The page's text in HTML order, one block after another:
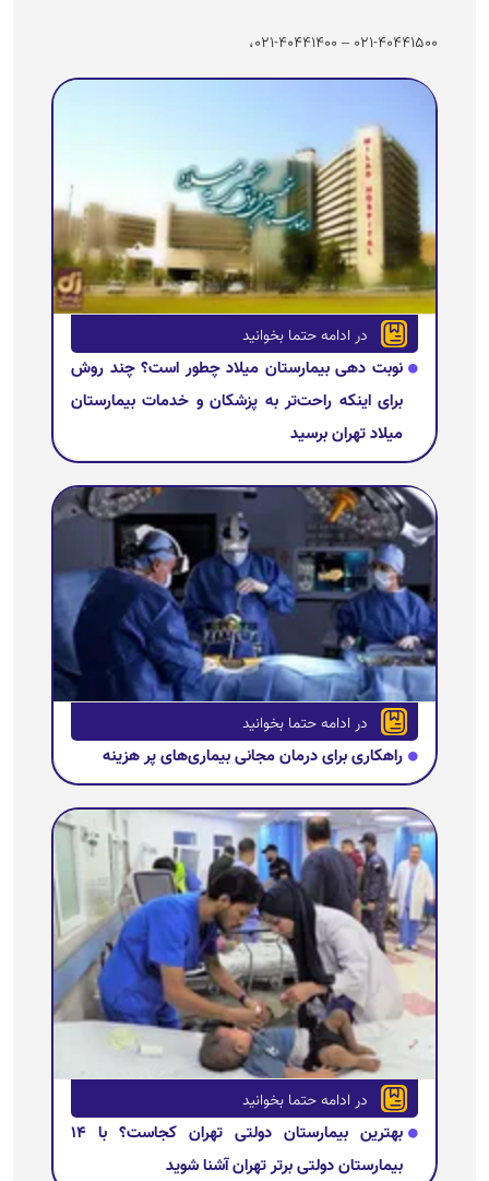
۰۲۱-۴۰۴۴۱۵۰۰ – ۰۲۱-۴۰۴۴۱۴۰۰،
در ادامه حتما بخوانید
نوبت دهی بیمارستان میلاد چطور است؟ چند روش
برای اینکه راحت‌تر به پزشکان و خدمات بیمارستان
میلاد تهران برسید
در ادامه حتما بخوانید
راهکاری برای درمان مجانی بیماری‌های پر هزینه
در ادامه حتما بخوانید
بهترین بیمارستان‌ دولتی تهران کجاست؟ با ۱۴
بیمارستان دولتی برتر تهران آشنا شوید